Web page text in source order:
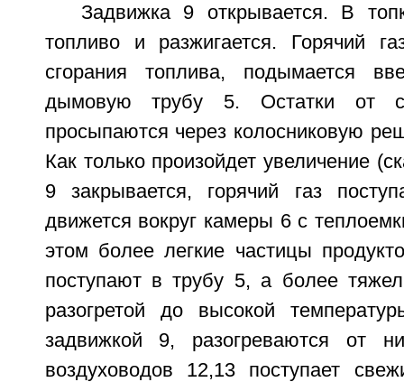
Задвижка 9 открывается. В
топливо и разжигается. Горячий
сгорания топлива, подымается
дымовую трубу 5. Остатки от
просыпаются через колосниковую
Как только произойдет увеличение
9 закрывается, горячий газ
движется вокруг камеры 6 с
этом более легкие частицы
поступают в трубу 5, а более
разогретой до высокой
задвижкой 9, разогреваются от
воздуховодов 12,13 поступает